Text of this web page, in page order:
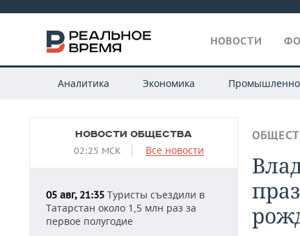
НОВОСТИ
Аналитика Экономика
НОВОСТИ ОБЩЕСТВА
02:25 МСК Все новости
05 авг, 21:35 Туристы съездили в
Татарстан около 1,5 млн раз за
первое полугодие